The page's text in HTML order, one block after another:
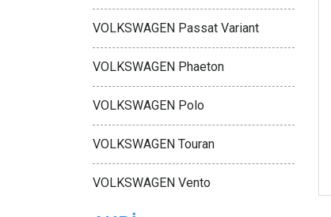
VOLKSWAGEN Passat Variant
VOLKSWAGEN Phaeton
VOLKSWAGEN Polo
VOLKSWAGEN Touran
VOLKSWAGEN Vento